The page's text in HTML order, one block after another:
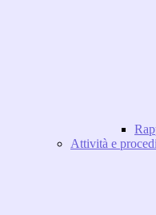
Attività e